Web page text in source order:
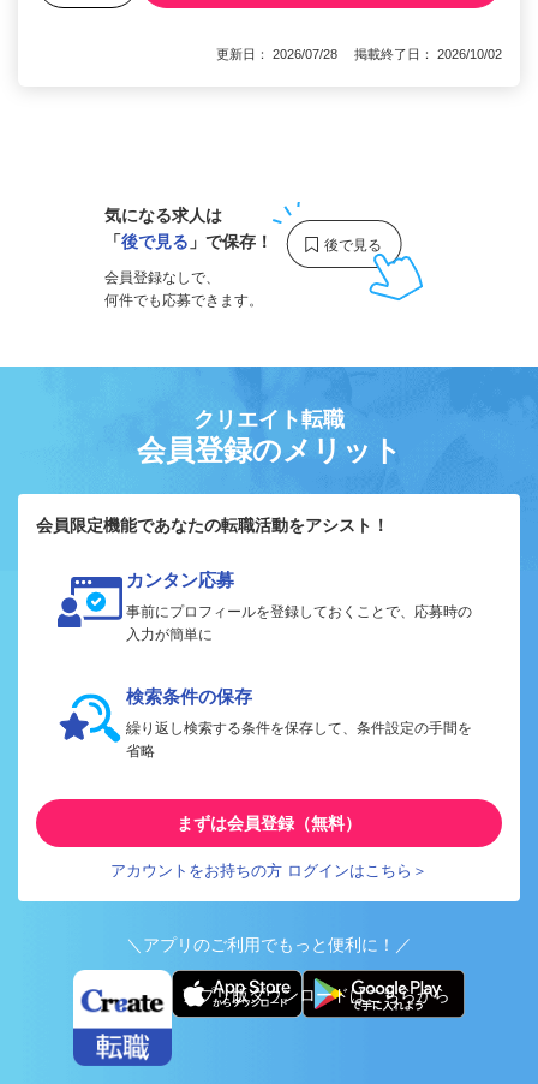
更新日： 2026/07/28 掲載終了日： 2026/10/02
気になる求人は
「後で見る 」で保存！
会員登録なしで、
何件でも応募できます。
クリエイト転職
会員登録のメリット
会員限定機能であなたの転職活動をアシスト！
カンタン応募
事前にプロフィールを登録しておくことで、応募時の
入力が簡単に
検索条件の保存
繰り返し検索する条件を保存して、条件設定の手間を
省略
まずは会員登録（無料）
アカウントをお持ちの方 ログインはこちら＞
＼アプリのご利用でもっと便利に！／
アプリ版ダウンロードはこちらから